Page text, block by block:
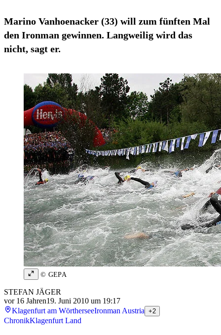
Marino Vanhoenacker (33) will zum fünften Mal
den Ironman gewinnen. Langweilig wird das
nicht, sagt er.
© GEPA
STEFAN JÄGER
vor 16 Jahren19. Juni 2010 um 19:17
Klagenfurt am WörtherseeIronman Austria +2
ChronikKlagenfurt Land